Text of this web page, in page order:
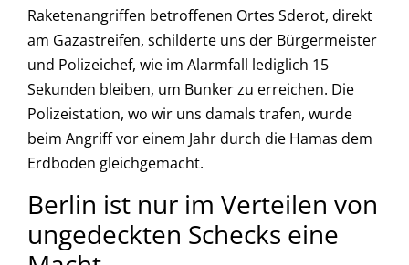
Raketenangriffen betroffenen Ortes Sderot, direkt
am Gazastreifen, schilderte uns der Bürgermeister
und Polizeichef, wie im Alarmfall lediglich 15
Sekunden bleiben, um Bunker zu erreichen. Die
Polizeistation, wo wir uns damals trafen, wurde
beim Angriff vor einem Jahr durch die Hamas dem
Erdboden gleichgemacht.
Berlin ist nur im Verteilen von
ungedeckten Schecks eine